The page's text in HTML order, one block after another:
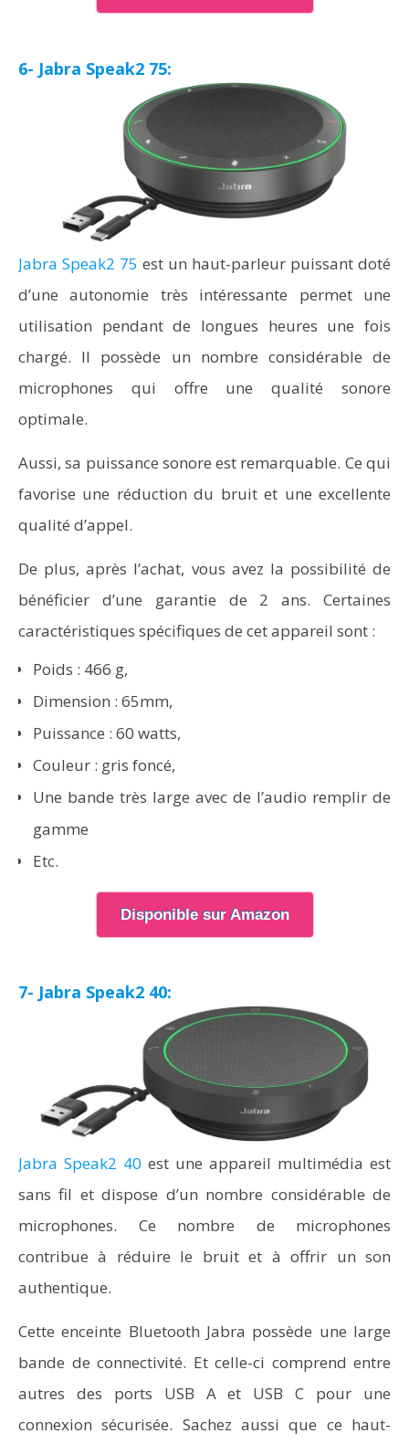
6- Jabra Speak2 75:
Jabra Speak2 75 est un haut-parleur puissant doté
d’une autonomie très intéressante permet une
utilisation pendant de longues heures une fois
chargé. Il possède un nombre considérable de
microphones qui offre une qualité sonore
optimale.
Aussi, sa puissance sonore est remarquable. Ce qui
favorise une réduction du bruit et une excellente
qualité d’appel.
De plus, après l’achat, vous avez la possibilité de
bénéficier d’une garantie de 2 ans. Certaines
caractéristiques spécifiques de cet appareil sont :
Poids : 466 g,
Dimension : 65mm,
Puissance : 60 watts,
Couleur : gris foncé,
Une bande très large avec de l’audio remplir de
gamme
Etc.
Disponible sur Amazon
7- Jabra Speak2 40:
Jabra Speak2 40 est une appareil multimédia est
sans fil et dispose d’un nombre considérable de
microphones. Ce nombre de microphones
contribue à réduire le bruit et à offrir un son
authentique.
Cette enceinte Bluetooth Jabra possède une large
bande de connectivité. Et celle-ci comprend entre
autres des ports USB A et USB C pour une
connexion sécurisée. Sachez aussi que ce haut-